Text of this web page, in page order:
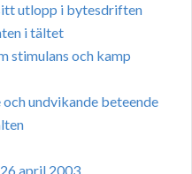
utlopp i bytesdriften
i tältet
stimulans och kamp
undvikande beteende
april 2003